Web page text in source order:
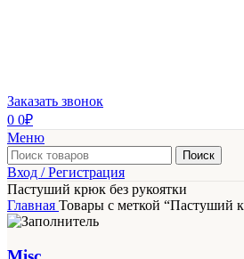
Заказать звонок
0 0₽
Меню
Поиск
Вход / Регистрация
Пастуший крюк без рукоятки
Главная Товары с меткой “Пастуший